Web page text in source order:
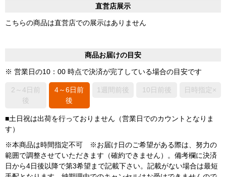
直営店展示
こちらの商品は直営店での展示はありません
商品お届けの目安
※ 営業日の10：00 時点で決済が完了している場合の目安です
2～4日前
後
4～6日前
後
1週間前後 10日前後 日時指定×
■土日祝は出荷を行っておりません（営業日でのカウントとなりま
す）
※本商品は時間指定不可 ※お届け日のご希望がある際は、努力の
範囲で調整させていただきます（確約できません）。備考欄に決済
日から4日後以降で第3希望まで記載下さい。記載がない場合は最短